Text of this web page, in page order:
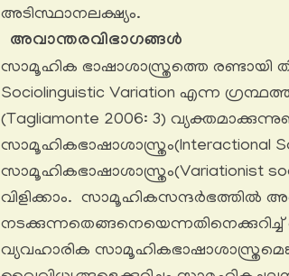
അടിസ്ഥാനലക്ഷ്യം.
അവാന്തരവിഭാഗങ്ങൾ
സാമൂഹിക ഭാഷാശാസ്ത്രത്തെ രണ്ടായി
Sociolinguistic Variation എന്ന
(Tagliamonte 2006: 3)
സാമൂഹികഭാഷാശാസ്ത്രം(Interactional
സാമൂഹികഭാഷാശാസ്ത്രം(Variationist
വിളിക്കാം. സാമൂഹികസന്ദർഭത്തിൽ
വ്യവഹാരിക